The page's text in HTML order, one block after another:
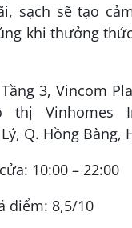
sạch sẽ tạo
khi thưởng
3, Vincom
thị Vinhomes
Q. Hồng Bàng,
10:00 – 22:00
điểm: 8,5/10